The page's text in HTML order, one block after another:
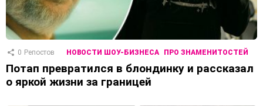
0 Репостов НОВОСТИ ШОУ-БИЗНЕСА ПРО ЗНАМЕНИТОСТЕЙ
Потап превратился в блондинку и рассказал
о яркой жизни за границей